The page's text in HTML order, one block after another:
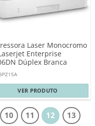
Laser Monocromo
Enterprise
Dúplex Branca
VER PRODUTO
10 11 12
13